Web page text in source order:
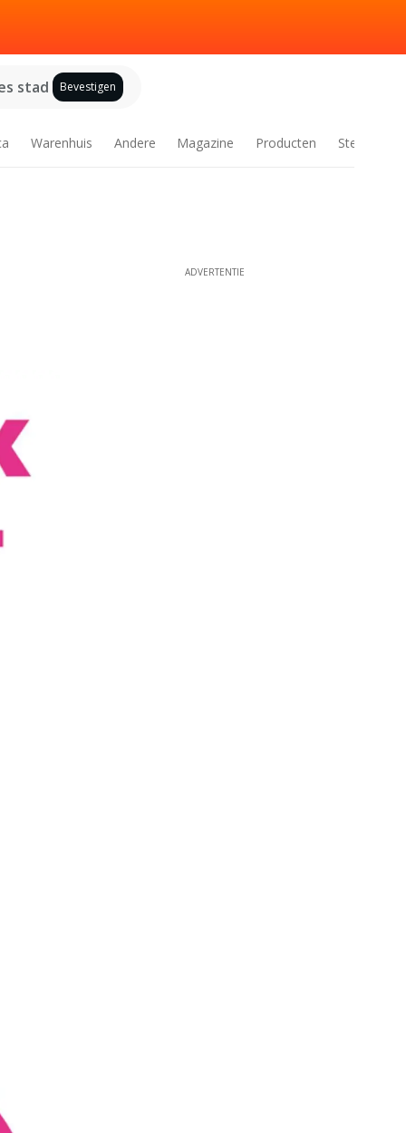
stad Bevestigen
Warenhuis Andere Magazine Producten Steden
ADVERTENTIE